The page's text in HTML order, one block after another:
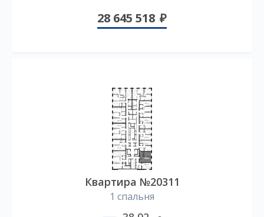
28 645 518
Квартира №20311
1 спальня